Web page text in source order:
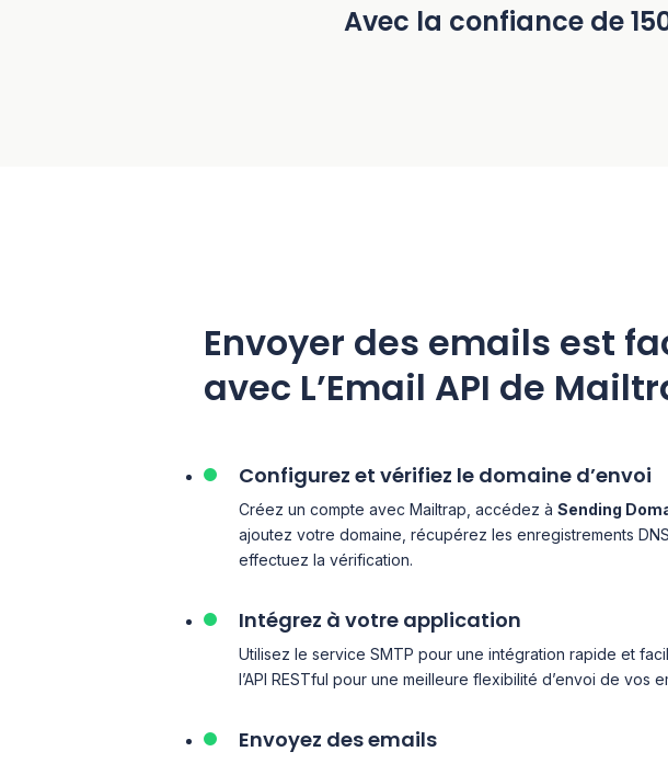
Avec la confiance de
Envoyer des emails est
avec L’Email API de
Configurez et vérifiez le domaine d’envoi
Créez un compte avec Mailtrap, accédez à Sending
ajoutez votre domaine, récupérez les enregistrements
effectuez la vérification.
Intégrez à votre application
Utilisez le service SMTP pour une intégration rapide et
l’API RESTful pour une meilleure flexibilité d’envoi de vos
Envoyez des emails